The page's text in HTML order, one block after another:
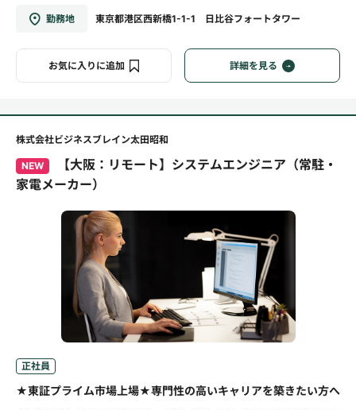
勤務地 東京都港区西新橋1-1-1 日比谷フォートタワー
お気に入りに追加 詳細を見る
株式会社ビジネスブレイン太田昭和
NEW
【大阪：リモート】システムエンジニア（常駐・
家電メーカー）
正社員
★東証プライム市場上場★専門性の高いキャリアを築きたい方へ